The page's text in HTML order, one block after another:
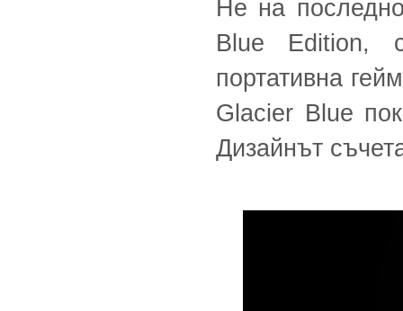
Не на
Blue Edition,
портативна
Glacier Blue
Дизайнът